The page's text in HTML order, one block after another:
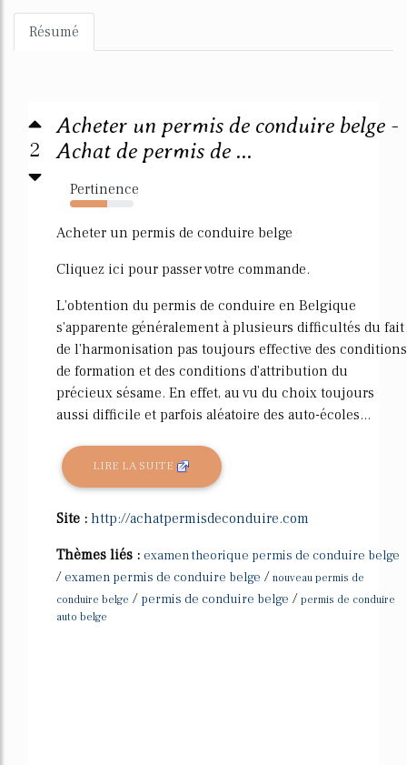
Résumé
2
Acheter un permis de conduire belge -
Achat de permis de ...
Pertinence
59%
Acheter un permis de conduire belge
Cliquez ici pour passer votre commande.
L'obtention du permis de conduire en Belgique
s'apparente généralement à plusieurs difficultés du fait
de l'harmonisation pas toujours effective des conditions
de formation et des conditions d'attribution du
précieux sésame. En effet, au vu du choix toujours
aussi difficile et parfois aléatoire des auto-écoles...
LIRE LA SUITE
Site : http://achatpermisdeconduire.com
Thèmes liés : examen theorique permis de conduire belge
/ examen permis de conduire belge / nouveau permis de
conduire belge / permis de conduire belge / permis de conduire
auto belge